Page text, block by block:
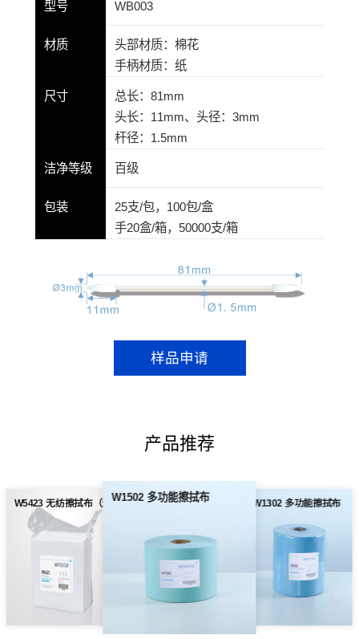
型号 WB003
材质
头部材质：棉花
手柄材质：纸
尺寸
总长：81mm
头长：11mm、头径：3mm
杆径：1.5mm
洁净等级 百级
包装
25支/包，100包/盒
手20盒/箱，50000支/箱
样品申请
产品推荐
W5423 无纺擦拭布（无尘纸）W1502 多功能擦拭布 W1302 多功能擦拭布